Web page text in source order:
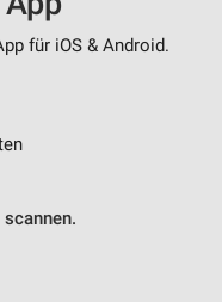
für iOS & Android.